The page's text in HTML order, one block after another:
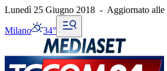
Lunedì 25 Giugno 2018 - Aggiornato alle
Milano 34°